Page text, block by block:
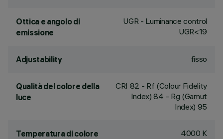
Ottica e angolo di
emissione
UGR - Luminance control
UGR<19
Adjustability fisso
Qualità del colore della
luce
CRI 82 - Rf (Colour Fidelity
Index) 84 - Rg (Gamut
Index) 95
Temperatura di colore 4000 K